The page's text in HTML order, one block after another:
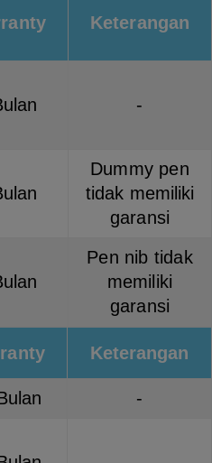
Keterangan
-
Dummy pen
tidak memiliki
garansi
Pen nib tidak
memiliki
garansi
Keterangan
-